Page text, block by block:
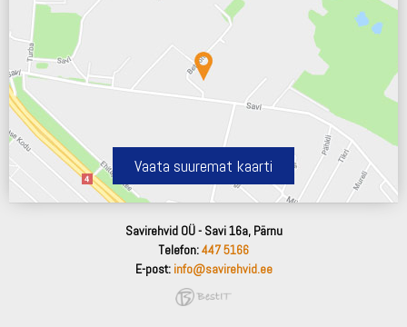
Vaata suuremat kaarti
Savirehvid OÜ - Savi 16a, Pärnu
Telefon:447 5166
E-post: info@savirehvid.ee